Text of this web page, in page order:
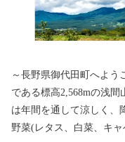
～長野県御代田町へようこそ～ 御代田町は、日本
である標高2,568mの浅
は年間を通して涼しく、
野菜(レタス、白菜、キ